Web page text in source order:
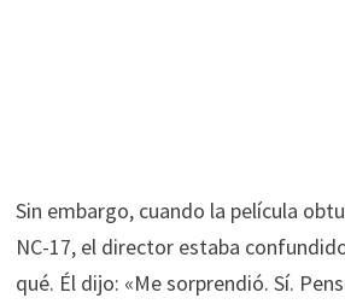
Sin embargo, cuando la película
NC-17, el director estaba
qué. Él dijo: «Me sorprendió. Sí.